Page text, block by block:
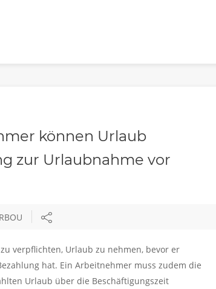
können Urlaub
zur Urlaubnahme vor
verpflichten, Urlaub zu nehmen, bevor er
hat. Ein Arbeitnehmer muss zudem die
Urlaub über die Beschäftigungszeit